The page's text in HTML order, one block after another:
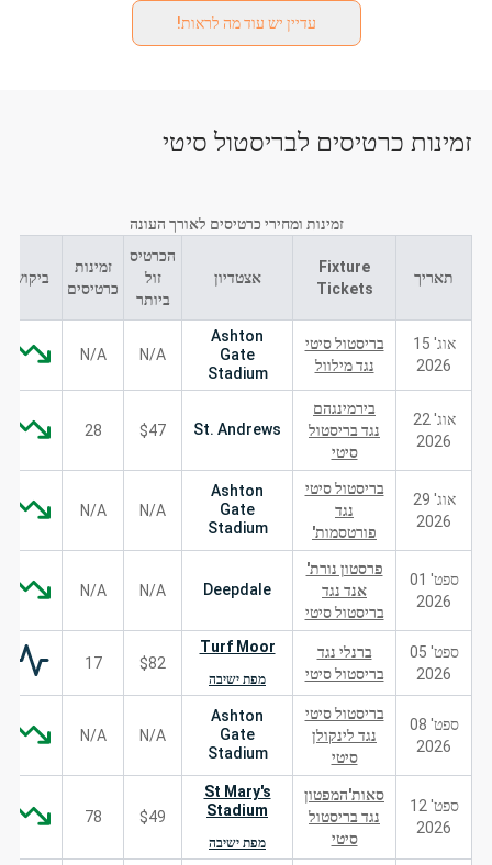
עדיין יש עוד מה לראות!
זמינות כרטיסים לבריסטול סיטי
זמינות ומחירי כרטיסים לאורך העונה
תאריך
Fixture
Tickets
אצטדיון
הכרטיס
זול
ביותר
זמינות
כרטיסים
ביקוש
אוג' 15
2026
בריסטול סיטי
נגד מילוול
Ashton
Gate
Stadium
N/A
N/A
אוג' 22
2026
בירמינגהם
נגד בריסטול
סיטי
St. Andrews
$47
28
אוג' 29
2026
בריסטול סיטי
נגד
פורטסמות'
Ashton
Gate
Stadium
N/A
N/A
ספט' 01
2026
פרסטון נורת'
אנד נגד
בריסטול סיטי
Deepdale
N/A
N/A
ספט' 05
2026
ברנלי נגד
בריסטול סיטי
Turf Moor
מפת ישיבה
$82
17
ספט' 08
2026
בריסטול סיטי
נגד לינקולן
סיטי
Ashton
Gate
Stadium
N/A
N/A
ספט' 12
2026
סאות'המפטון
נגד בריסטול
סיטי
St Mary's
Stadium
מפת ישיבה
$49
78